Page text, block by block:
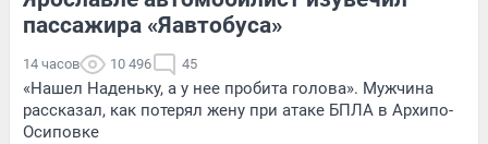
пассажира «Яавтобуса»
14 часов 10 496 45
«Нашел Наденьку, а у нее пробита голова». Мужчина
рассказал, как потерял жену при атаке БПЛА в Архипо-
Осиповке